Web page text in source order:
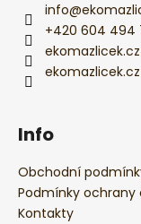
info@
+420 604 494
ekomazlicek.cz
ekomazlicek.cz
Info
Obchodní
Podmínky ochrany
Kontakty